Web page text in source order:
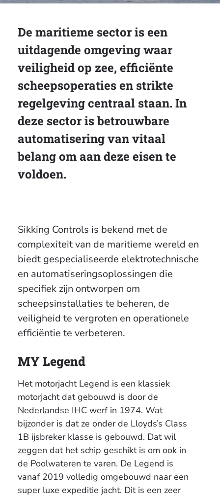
De maritieme sector is een
uitdagende omgeving waar
veiligheid op zee, efficiënte
scheepsoperaties en strikte
regelgeving centraal staan. In
deze sector is betrouwbare
automatisering van vitaal
belang om aan deze eisen te
voldoen.
Sikking Controls is bekend met de
complexiteit van de maritieme wereld en
biedt gespecialiseerde elektrotechnische
en automatiseringsoplossingen die
specifiek zijn ontworpen om
scheepsinstallaties te beheren, de
veiligheid te vergroten en operationele
efficiëntie te verbeteren.
MY Legend
Het motorjacht Legend is een klassiek
motorjacht dat gebouwd is door de
Nederlandse IHC werf in 1974. Wat
bijzonder is dat ze onder de Lloyds’s Class
1B ijsbreker klasse is gebouwd. Dat wil
zeggen dat het schip geschikt is om ook in
de Poolwateren te varen. De Legend is
vanaf 2019 volledig omgebouwd naar een
super luxe expeditie jacht. Dit is een zeer